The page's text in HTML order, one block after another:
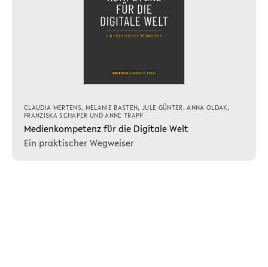
CLAUDIA MERTENS, MELANIE BASTEN, JULE GÜNTER,ANNA OLDAK,
FRANZISKA SCHAPER UNDANNE TRAPP
Medienkompetenz für die Digitale Welt
Ein praktischer Wegweiser